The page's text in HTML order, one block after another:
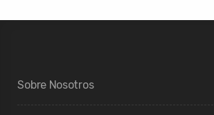
Sobre Nosotros